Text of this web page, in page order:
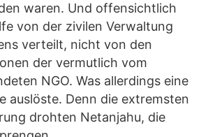
waren. Und offensichtlich
von der zivilen Verwaltung
verteilt, nicht von den
der vermutlich vom
NGO. Was allerdings eine
auslöste. Denn die extremsten
drohten Netanjahu, die